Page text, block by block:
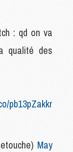
: qd on va
qualité des
pb13pZakkr
May